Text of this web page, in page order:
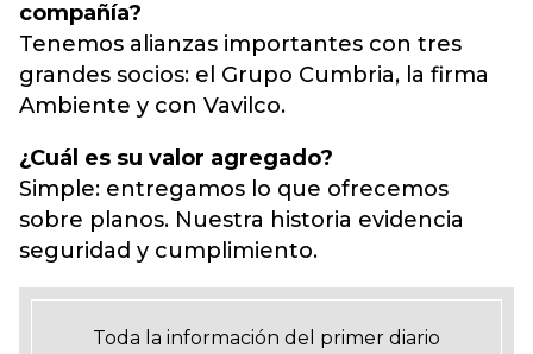
compañía?
Tenemos alianzas importantes con tres
grandes socios: el Grupo Cumbria, la firma
Ambiente y con Vavilco.
¿Cuál es su valor agregado?
Simple: entregamos lo que ofrecemos
sobre planos. Nuestra historia evidencia
seguridad y cumplimiento.
Toda la información del primer diario